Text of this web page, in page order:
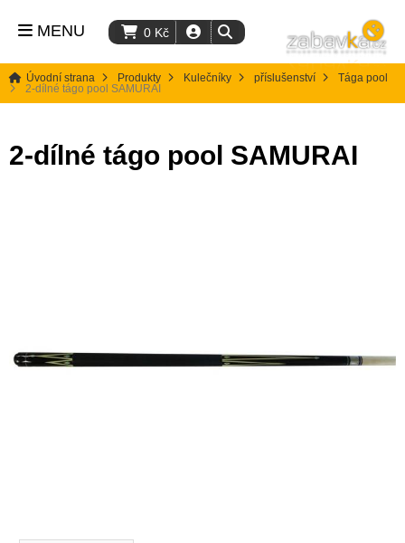
0 Kč
MENU
Úvodní strana Produkty Kulečníky příslušenství
Tága pool
2-dílné tágo pool SAMURAI
2-dílné tágo pool SAMURAI